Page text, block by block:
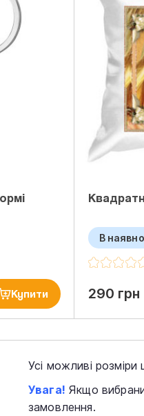
Купити
В
290 грн
Усі можливі розміри
Увага! Якщо
замовлення.